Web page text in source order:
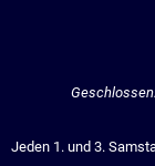
Klicken, um
Jeden 1. und 3.